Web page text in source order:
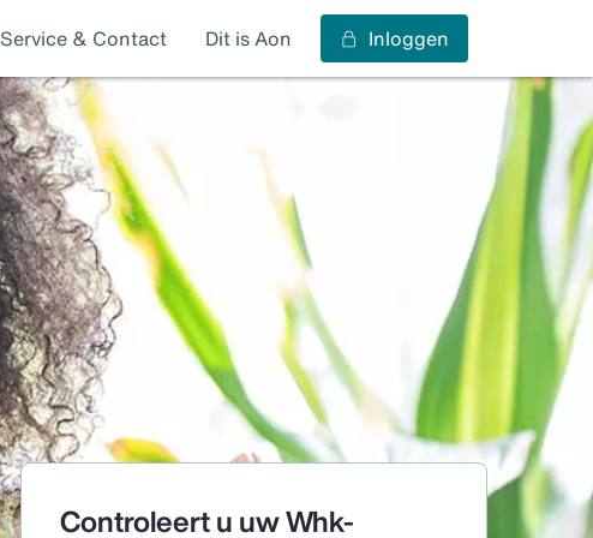
Service & Contact Dit is Aon Inloggen
Controleert u uw Whk-